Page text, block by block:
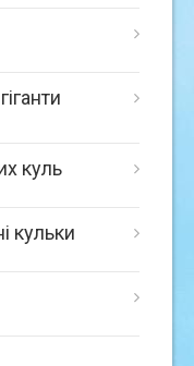
куль
кульки